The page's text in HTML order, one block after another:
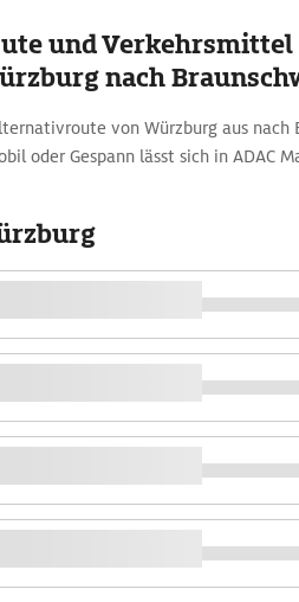
und
nach
von Würzburg aus nach
oder Gespann lässt sich in ADAC